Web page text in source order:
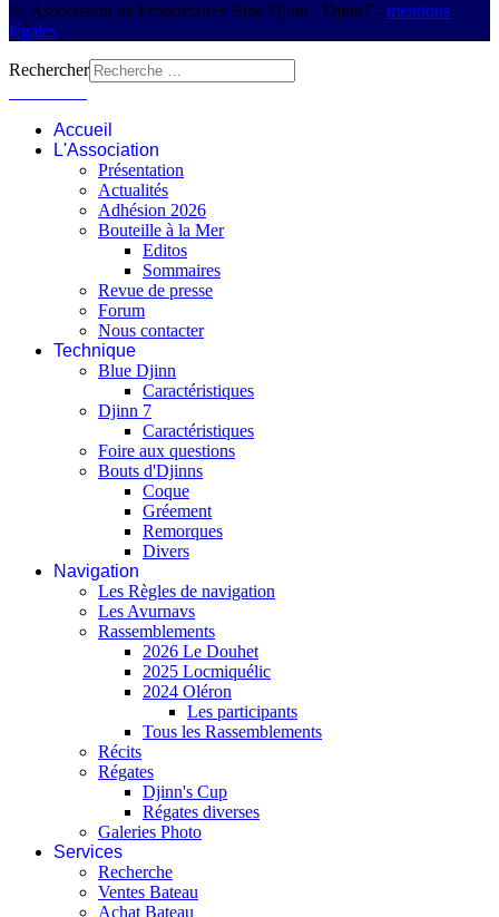
© Association de Propriétaires Blue Djinn - Djinn7 - mentions
légales
Rechercher
Accueil
L'Association
Présentation
Actualités
Adhésion 2026
Bouteille à la Mer
Editos
Sommaires
Revue de presse
Forum
Nous contacter
Technique
Blue Djinn
Caractéristiques
Djinn 7
Caractéristiques
Foire aux questions
Bouts d'Djinns
Coque
Gréement
Remorques
Divers
Navigation
Les Règles de navigation
Les Avurnavs
Rassemblements
2026 Le Douhet
2025 Locmiquélic
2024 Oléron
Les participants
Tous les Rassemblements
Récits
Régates
Djinn's Cup
Régates diverses
Galeries Photo
Services
Recherche
Ventes Bateau
Achat Bateau